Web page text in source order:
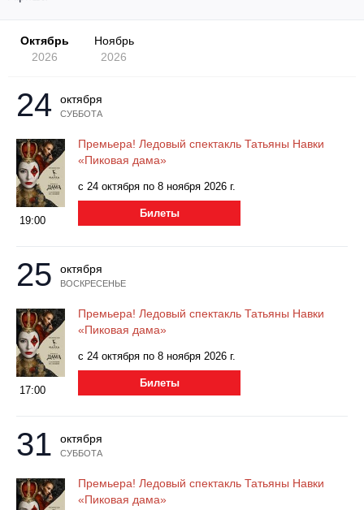
Альтернатива
Классическая музыка
Open-air на ВДНХ
Джаз и блюз
Шансон, романс, авторская песня
Металл
Комедия
Творческий вечер
Мюзикл, оперетта
Балет
Драма
Музыкальный спектакль
Иммерсивный спектакль
Детский концерт
Детский мюзикл
Все события
Октябрь
2026
Ноябрь
2026
24 СУББОТА
октября
19:00
Премьера! Ледовый спектакль Татьяны Навки
«Пиковая дама»
с 24 октября по 8 ноября 2026 г.
Билеты
25 ВОСКРЕСЕНЬЕ
октября
17:00
Премьера! Ледовый спектакль Татьяны Навки
«Пиковая дама»
с 24 октября по 8 ноября 2026 г.
Билеты
31 СУББОТА
октября
Премьера! Ледовый спектакль Татьяны Навки
«Пиковая дама»